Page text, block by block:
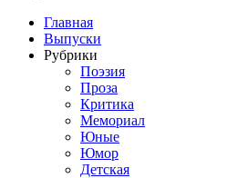
Главная
Выпуски
Рубрики
Поэзия
Проза
Критика
Мемориал
Юные
Юмор
Детская